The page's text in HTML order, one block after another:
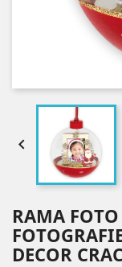

RAMA
DECOR